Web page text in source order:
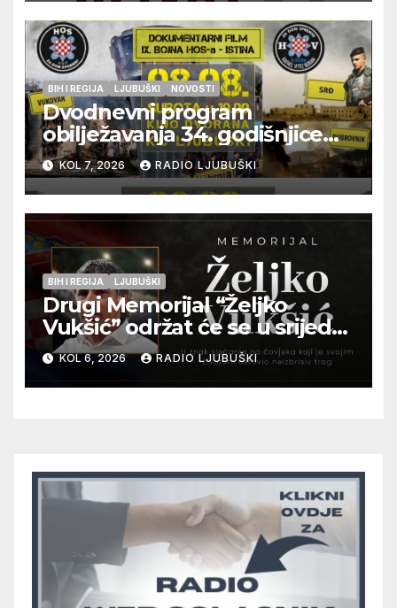
BIH I REGIJA LJUBUŠKI NOVOSTI
Dvodnevni program
obilježavanja 34. godišnjice
pogibije generala Blaža
Kraljevića i osmorice
pripadnika HOS-a
KOL 7, 2026 RADIO LJUBUŠKI
BIH I REGIJA LJUBUŠKI
Drugi Memorijal “Željko
Vukšić” održat će se u srijedu
12. kolovoza u Otoku
KOL 6, 2026 RADIO LJUBUŠKI